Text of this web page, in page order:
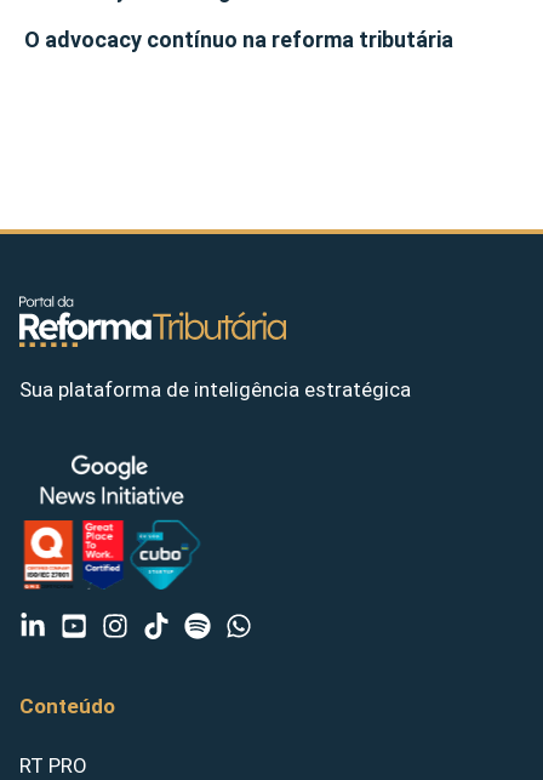
O advocacy contínuo na reforma tributária
Sua plataforma de inteligência estratégica
Conteúdo
RT PRO